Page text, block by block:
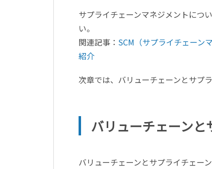
サプライチェーンマネジメントにつ
い。
関連記事： SCM（サプライチェーン
紹介
次章では、バリューチェーンとサプ
バリューチェーン
バリューチェーンとサプライチェー